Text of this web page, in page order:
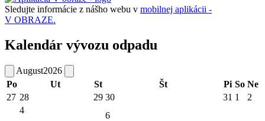
Sledujte informácie z nášho webu v mobilnej aplikácii -
V OBRAZE.
Kalendár vývozu odpadu
August2026
Po
Ut St Št Pi So Ne
27 28 29 30 31 1 2
4
6